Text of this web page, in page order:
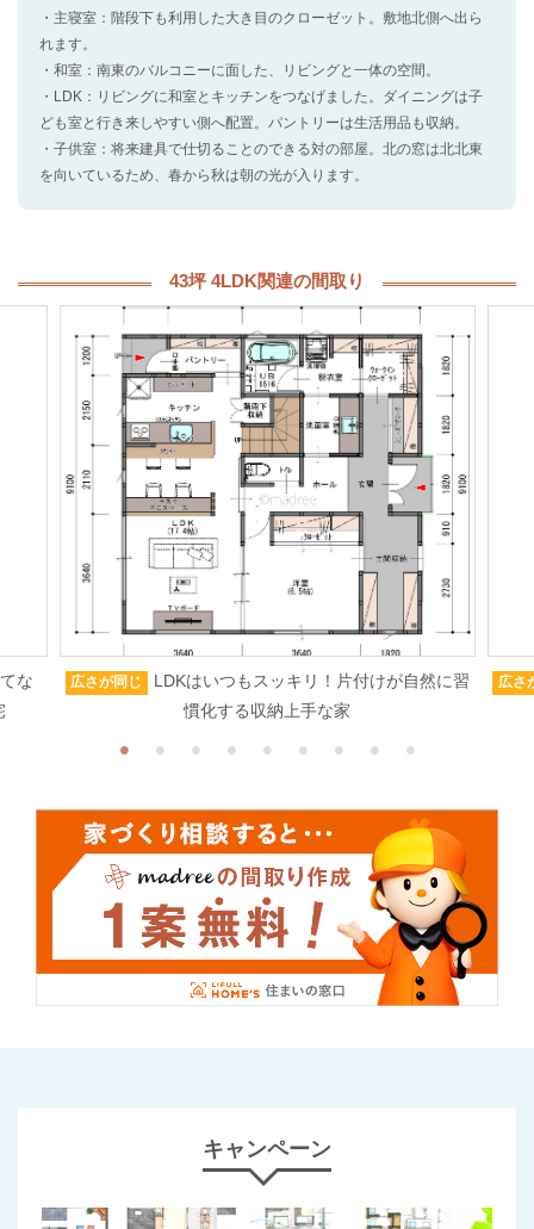
・主寝室：階段下も利用した大き目のクローゼット。敷地北側へ出ら
れます。
・和室：南東のバルコニーに面した、リビングと一体の空間。
・LDK：リビングに和室とキッチンをつなげました。ダイニングは子
ども室と行き来しやすい側へ配置。パントリーは生活用品も収納。
・子供室：将来建具で仕切ることのできる対の部屋。北の窓は北北東
を向いているため、春から秋は朝の光が入ります。
43坪 4LDK関連の間取り
な
広さが同じ
LDKはいつもスッキリ！片付けが自然に習
慣化する収納上手な家
広さ
キャンペーン